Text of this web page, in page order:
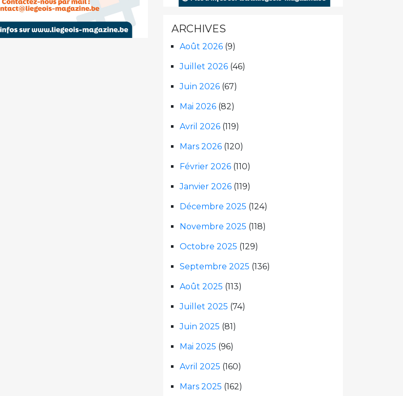
ARCHIVES
Août 2026 (9)
Juillet 2026 (46)
Juin 2026 (67)
Mai 2026 (82)
Avril 2026 (119)
Mars 2026 (120)
Février 2026 (110)
Janvier 2026 (119)
Décembre 2025 (124)
Novembre 2025 (118)
Octobre 2025 (129)
Septembre 2025 (136)
Août 2025 (113)
Juillet 2025 (74)
Juin 2025 (81)
Mai 2025 (96)
Avril 2025 (160)
Mars 2025 (162)